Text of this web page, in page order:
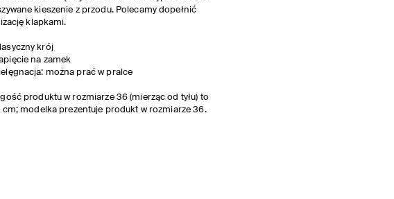
kieszenie z przodu. Polecamy dopełnić
klapkami.
krój
na zamek
można prać w pralce
produktu w rozmiarze 36 (mierząc od tyłu) to
cm; modelka prezentuje produkt w rozmiarze 36.